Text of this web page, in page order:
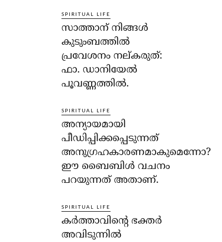
SPIRITUAL LIFE
സാത്താന് നിങ്ങള്‍
കുടുംബത്തില്‍
പ്രവേശനം നല്കരുത്:
ഫാ. ഡാനിയേല്‍
പൂവണ്ണത്തില്‍.
SPIRITUAL LIFE
അന്യായമായി
പീഡിപ്പിക്കപ്പെടുന്നത്
അനുഗ്രഹകാരണമാകുമെന്നോ?
ഈ ബൈബിള്‍ വചനം
പറയുന്നത് അതാണ്.
SPIRITUAL LIFE
കര്‍ത്താവിന്റെ ഭക്തര്‍
അവിടുന്നില്‍